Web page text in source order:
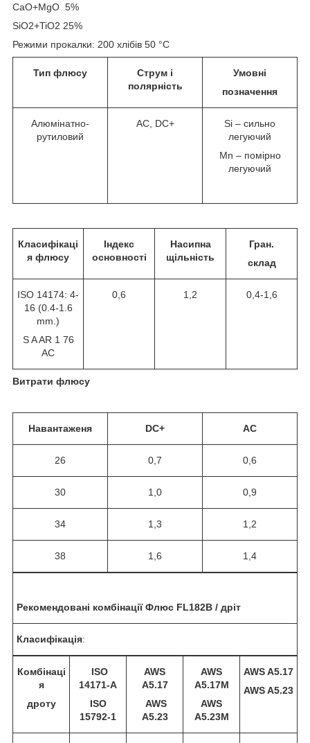
CaO+MgO 5%
SiO2+TiO2 25%
Режими прокалки: 200 хлібів 50 °C
Тип флюсу
Струм і
полярність
Умовні
позначення
Алюмінатно-
рутиловий
AC, DC+
Si – сильно
легуючий
Mn – помірно
легуючий
Класифікаці
я флюсу
Індекс
основності
Насипна
щільність
Гран.
склад
ISO 14174: 4-
16 (0.4-1.6
mm.)
S A AR 1 76
AC
0,6 1,2 0,4-1,6
Витрати флюсу
Навантаженя DC+ AC
26 0,7 0,6
30 1,0 0,9
34 1,3 1,2
38 1,6 1,4
Рекомендовані комбінації Флюс FL182B / дріт
Класифікація:
Комбінаці
я
дроту
ISO
14171-A
ISO
15792-1
AWS
A5.17
AWS
A5.23
AWS
A5.17M
AWS
A5.23M
AWS A5.17
AWS A5.23